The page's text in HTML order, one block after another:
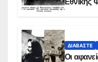
ΔΙΑΒΆΣΤΕ
Οι